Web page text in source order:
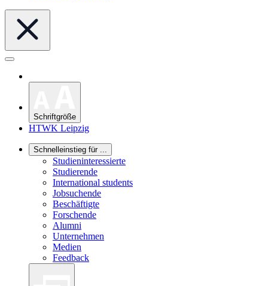
Schriftgröße
HTWK Leipzig
Schnelleinstieg für ...
Studieninteressierte
Studierende
International students
Jobsuchende
Beschäftigte
Forschende
Alumni
Unternehmen
Medien
Feedback